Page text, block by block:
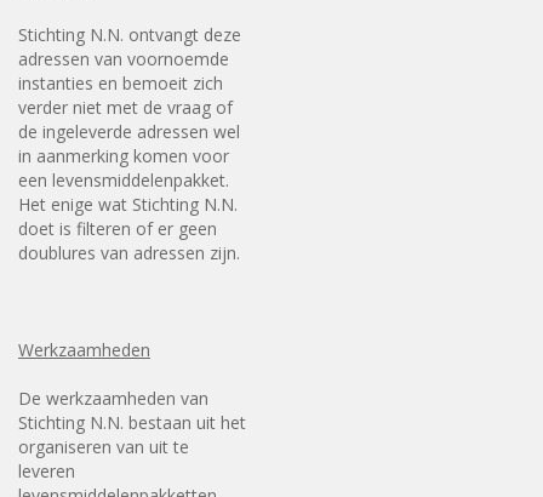
Stichting N.N. ontvangt deze
adressen van voornoemde
instanties en bemoeit zich
verder niet met de vraag of
de ingeleverde adressen wel
in aanmerking komen voor
een levensmiddelenpakket.
Het enige wat Stichting N.N.
doet is filteren of er geen
doublures van adressen zijn.
Werkzaamheden
De werkzaamheden van
Stichting N.N. bestaan uit het
organiseren van uit te
leveren